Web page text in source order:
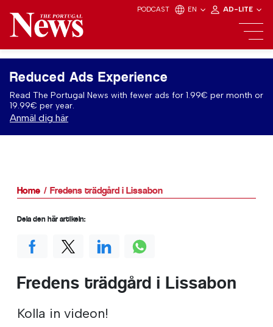
PODCAST EN AD-LITE
Reduced Ads Experience
Read The Portugal News with fewer ads for 1.99€ per month or
19.99€ per year.
Anmäl dig här
Home Fredens trädgård i Lissabon
Fredens trädgård i Lissabon
Kolla in videon!
Dela den här artikeln: